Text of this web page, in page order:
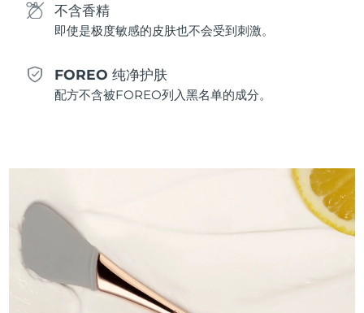
不含香精
即使是极度敏感的皮肤也不会受到刺激。
FOREO 纯净护肤
配方不含被FOREO列入黑名单的成分。